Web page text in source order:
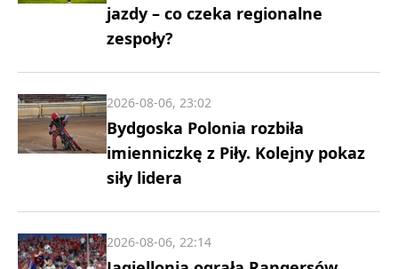
jazdy – co czeka regionalne
zespoły?
Bydgoska Polonia rozbiła
imienniczkę z Piły. Kolejny pokaz
siły lidera
2026-08-06, 23:02
2026-08-06, 22:14